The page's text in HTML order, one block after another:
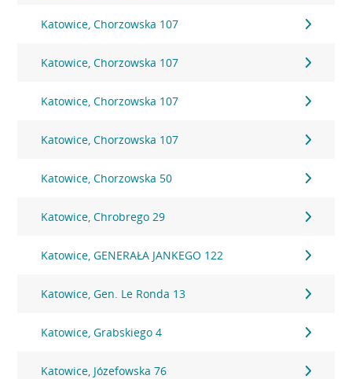
Katowice, Chorzowska 107
Katowice, Chorzowska 107
Katowice, Chorzowska 107
Katowice, Chorzowska 107
Katowice, Chorzowska 50
Katowice, Chrobrego 29
Katowice, GENERAŁA JANKEGO 122
Katowice, Gen. Le Ronda 13
Katowice, Grabskiego 4
Katowice, Józefowska 76